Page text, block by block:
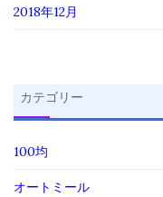
2018年12月
カテゴリー
100均
オートミール